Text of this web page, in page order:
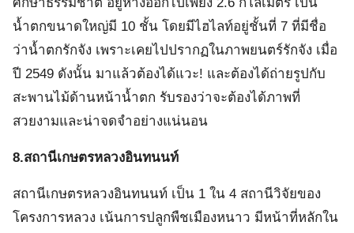
น้ำตกขนาดใหญ่มี 10 ชั้น โดยมีไฮไลท์อยู่ชั้นที่ 7 ที่มีชื่อ
ว่าน้ำตกรักจัง เพราะเคยไปปรากฏในภาพยนตร์รักจัง เมื่อ
ปี 2549 ดังนั้น มาแล้วต้องได้แวะ! และต้องได้ถ่ายรูปกับ
สะพานไม้ด้านหน้าน้ำตก รับรองว่าจะต้องได้ภาพที่
สวยงามและน่าจดจำอย่างแน่นอน
8.สถานีเกษตรหลวงอินทนนท์
สถานีเกษตรหลวงอินทนนท์ เป็น 1 ใน 4 สถานีวิจัยของ
โครงการหลวง เน้นการปลูกพืชเมืองหนาว มีหน้าที่หลักใน